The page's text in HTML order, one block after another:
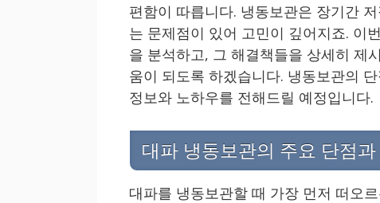
편함이 따릅니다. 냉동보관은 장기간
는 문제점이 있어 고민이 깊어지죠. 이
을 분석하고, 그 해결책들을 상세히 제
움이 되도록 하겠습니다. 냉동보관의
정보와 노하우를 전해드릴 예정입니다.
대파 냉동보관의 주요 단점
대파를 냉동보관할 때 가장 먼저 떠오